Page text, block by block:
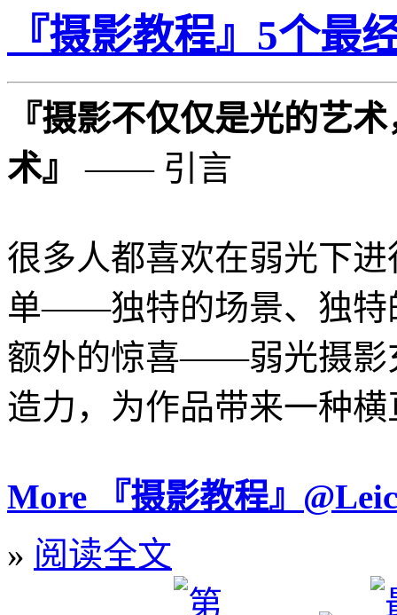
『摄影教程』5个最
『摄影不仅仅是光的艺
术』
—— 引言
很多人都喜欢在弱光下
单——独特的场景、独特
额外的惊喜——弱光摄影
造力，为作品带来一种
More 『摄影教程』
» 阅读全文